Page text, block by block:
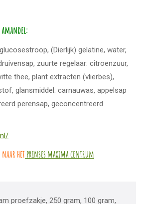
(Dierlijk) gelatine, water,
zuurte regelaar: citroenzuur,
thee, plant extracten (vlierbes),
glansmiddel: carnauwas, appelsap
perensap, geconcentreerd
naar het prinses maxima centrum
proefzakje, 250 gram, 100 gram,